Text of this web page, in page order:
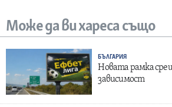
Може да ви хареса също
БЪЛГАРИЯ
Новата рамка
зависимост